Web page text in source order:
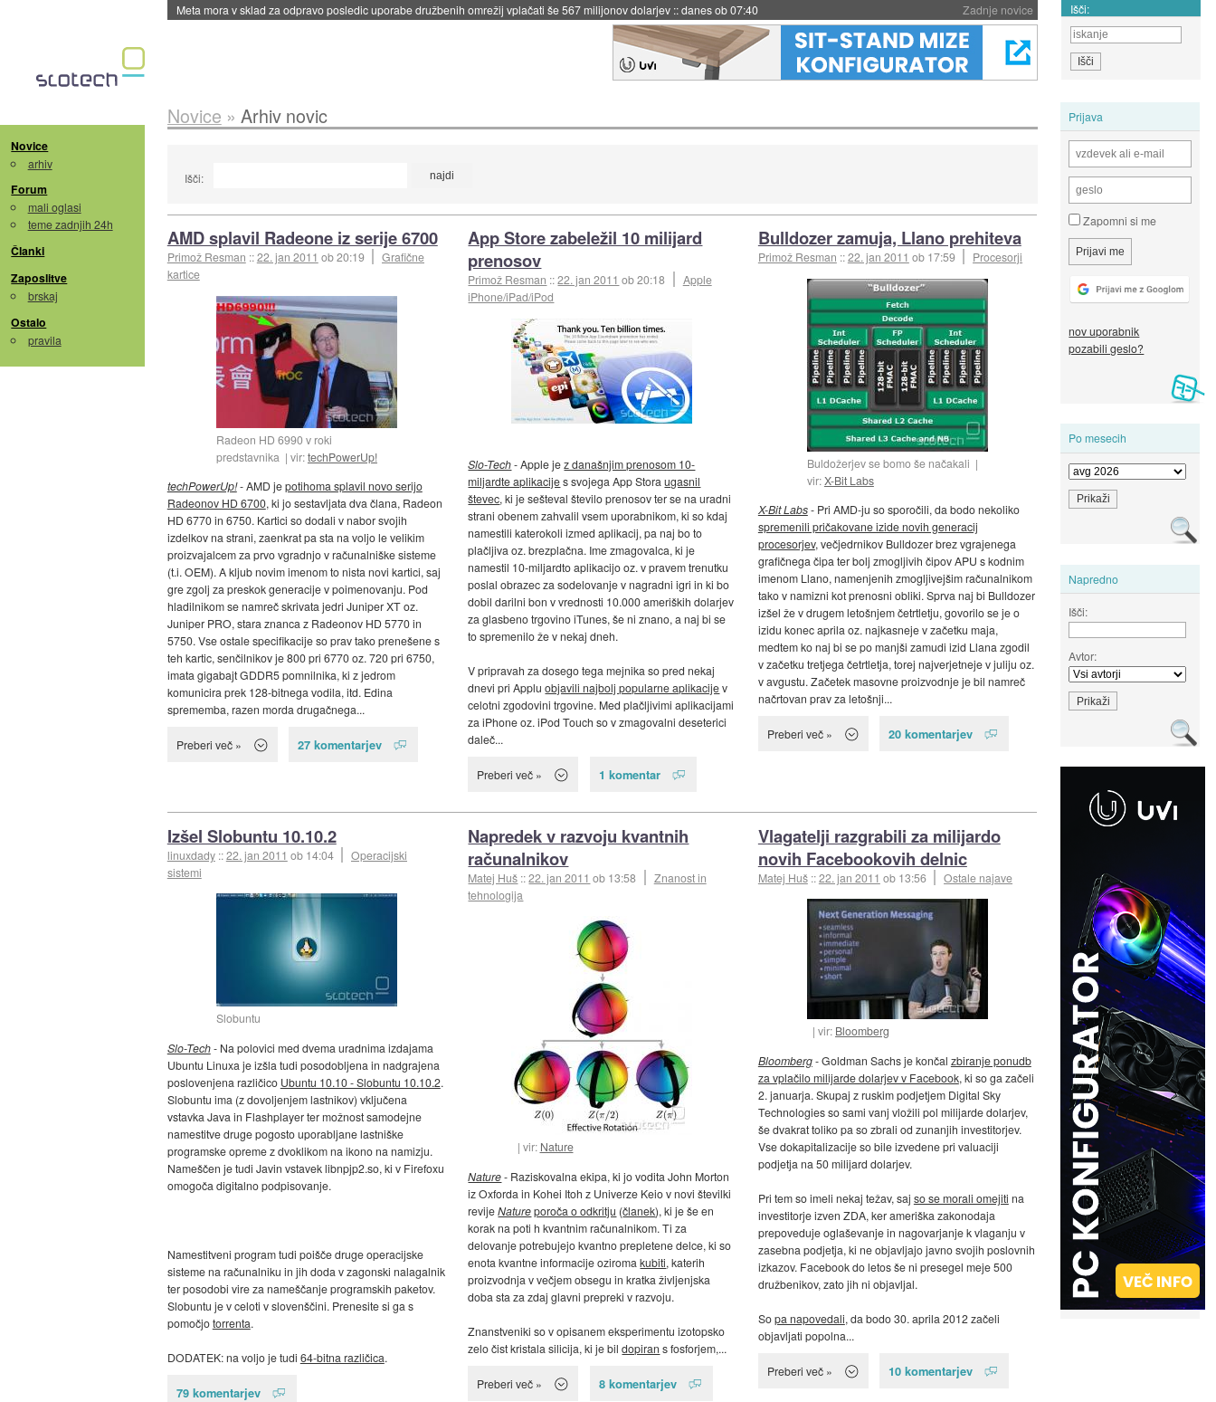
Zadnje novice
Meta mora v sklad za odpravo posledic uporabe družbenih omrežij vplačati še 567 milijonov dolarjev ::danes ob 07:40 Išči:
Novice
arhiv
Forum
mali oglasi
teme zadnjih 24h
Članki
Zaposlitve
brskaj
Ostalo
pravila
Prijava
Zapomni si me
nov uporabnik
pozabili geslo?
Po mesecih
Napredno
Išči:
Avtor:
Novice » Arhiv novic
Išči:
AMD splavil Radeone iz serije 6700
Primož Resman ::22. jan 2011 ob 20:19
Grafične
kartice
Radeon HD 6990 v roki
predstavnika
vir:techPowerUp!
techPowerUp!- AMD jepotihoma splavil novo serijo
Radeonov HD 6700, ki jo sestavljata dva člana, Radeon
HD 6770 in 6750. Kartici so dodali v nabor svojih
izdelkov na strani, zaenkrat pa sta na voljo le velikim
proizvajalcem za prvo vgradnjo v računalniške sisteme
(t.i. OEM). A kljub novim imenom to nista novi kartici, saj
gre zgolj za preskok generacije v poimenovanju. Pod
hladilnikom se namreč skrivata jedri Juniper XT oz.
Juniper PRO, stara znanca z Radeonov HD 5770 in
5750. Vse ostale specifikacije so prav tako prenešene s
teh kartic, senčilnikov je 800 pri 6770 oz. 720 pri 6750,
imata gigabajt GDDR5 pomnilnika, ki z jedrom
komunicira prek 128-bitnega vodila, itd. Edina
sprememba, razen morda drugačnega...
Preberi več » 27 komentarjev
App Store zabeležil 10 milijard
prenosov
Primož Resman ::22. jan 2011 ob 20:18
Apple
iPhone/iPad/iPod
Slo-Tech- Apple jez današnjim prenosom 10-
miljardte aplikacijes svojega App Storaugasnil
števec, ki je sešteval število prenosov ter se na uradni
strani obenem zahvalil vsem uporabnikom, ki so kdaj
namestili katerokoli izmed aplikacij, pa naj bo to
plačljiva oz. brezplačna. Ime zmagovalca, ki je
namestil 10-miljardto aplikacijo oz. v pravem trenutku
poslal obrazec za sodelovanje v nagradni igri in ki bo
dobil darilni bon v vrednosti 10.000 ameriških dolarjev
za glasbeno trgovino iTunes, še ni znano, a naj bi se
to spremenilo že v nekaj dneh.
V pripravah za dosego tega mejnika so pred nekaj
dnevi pri Appluobjavili najbolj popularne aplikacijev
celotni zgodovini trgovine. Med plačljivimi aplikacijami
za iPhone oz. iPod Touch so v zmagovalni deseterici
daleč...
Preberi več » 1 komentar
Bulldozer zamuja, Llano prehiteva
Primož Resman ::22. jan 2011 ob 17:59 Procesorji
Buldožerjev se bomo še načakali
vir:X-Bit Labs
X-Bit Labs- Pri AMD-ju so sporočili, da bodo nekoliko
spremenili pričakovane izide novih generacij
procesorjev, večjedrnikov Bulldozer brez vgrajenega
grafičnega čipa ter bolj zmogljivih čipov APU s kodnim
imenom Llano, namenjenih zmogljivejšim računalnikom
tako v namizni kot prenosni obliki. Sprva naj bi Bulldozer
izšel že v drugem letošnjem četrtletju, govorilo se je o
izidu konec aprila oz. najkasneje v začetku maja,
medtem ko naj bi se po manjši zamudi izid Llana zgodil
v začetku tretjega četrtletja, torej najverjetneje v juliju oz.
v avgustu. Začetek masovne proizvodnje je bil namreč
načrtovan prav za letošnji...
Preberi več » 20 komentarjev
Izšel Slobuntu 10.10.2
linuxdady ::22. jan 2011 ob 14:04
Operacijski
sistemi
Slobuntu
Slo-Tech- Na polovici med dvema uradnima izdajama
Ubuntu Linuxa je izšla tudi posodobljena in nadgrajena
poslovenjena različico Ubuntu 10.10 - Slobuntu 10.10.2.
Slobuntu ima (z dovoljenjem lastnikov) vključena
vstavka Java in Flashplayer ter možnost samodejne
namestitve druge pogosto uporabljane lastniške
programske opreme z dvoklikom na ikono na namizju.
Nameščen je tudi Javin vstavek libnpjp2.so, ki v Firefoxu
omogoča digitalno podpisovanje.
Namestitveni program tudi poišče druge operacijske
sisteme na računalniku in jih doda v zagonski nalagalnik
ter posodobi vire za nameščanje programskih paketov.
Slobuntu je v celoti v slovenščini. Prenesite si ga s
pomočjotorrenta.
DODATEK: na voljo je tudi 64-bitna različica.
79 komentarjev
Napredek v razvoju kvantnih
računalnikov
Matej Huš ::22. jan 2011 ob 13:58
Znanost in
tehnologija
vir: Nature
Nature- Raziskovalna ekipa, ki jo vodita John Morton
iz Oxforda in Kohei Itoh z Univerze Keio v novi številki
revijeNature poroča o odkritju (članek), ki je še en
korak na poti h kvantnim računalnikom. Ti za
delovanje potrebujejo kvantno prepletene delce, ki so
enota kvantne informacije oziromakubiti, katerih
proizvodnja v večjem obsegu in kratka življenjska
doba sta za zdaj glavni prepreki v razvoju.
Znanstveniki so v opisanem eksperimentu izotopsko
zelo čist kristala silicija, ki je bildopiran s fosforjem,...
Preberi več » 8 komentarjev
Vlagatelji razgrabili za milijardo
novih Facebookovih delnic
Matej Huš ::22. jan 2011 ob 13:56 Ostale najave
vir: Bloomberg
Bloomberg- Goldman Sachs je končal zbiranje ponudb
za vplačilo milijarde dolarjev v Facebook, ki so ga začeli
2. januarja. Skupaj z ruskim podjetjem Digital Sky
Technologies so sami vanj vložili pol milijarde dolarjev,
še dvakrat toliko pa so zbrali od zunanjih investitorjev.
Vse dokapitalizacije so bile izvedene pri valuaciji
podjetja na 50 milijard dolarjev.
Pri tem so imeli nekaj težav, saj so se morali omejiti na
investitorje izven ZDA, ker ameriška zakonodaja
prepoveduje oglaševanje in nagovarjanje k vlaganju v
zasebna podjetja, ki ne objavljajo javno svojih poslovnih
izkazov. Facebook do letos še ni presegel meje 500
družbenikov, zato jih ni objavljal.
Sopa napovedali, da bodo 30. aprila 2012 začeli
objavljati popolna...
Preberi več » 10 komentarjev